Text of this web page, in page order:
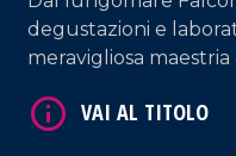
degustazioni e
meravigliosa